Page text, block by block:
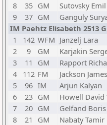
8
35 GM Sutovsky Emil
9
37 GM Ganguly
IM Paehtz Elisabeth 2513
1
142 WFM Janzelj Lara
2
9 GM Karjakin
3
11 GM Rapport
4
112 FM Jackson
5
96 IM Arjun Kalyan
6
23 GM Howell David
7
20 GM Gelfand Boris
8
21 GM Nabaty Tamir